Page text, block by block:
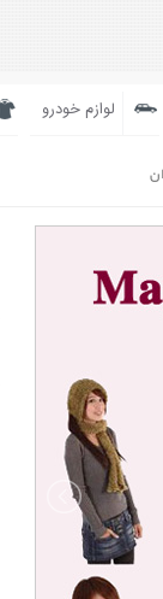
لوازم خودرو